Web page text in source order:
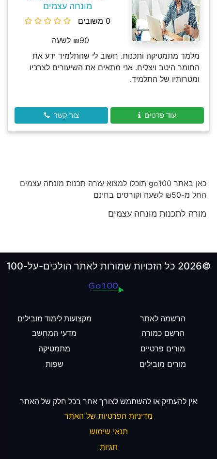
מונחה עצמים
0 משובים
₪90 לשעה
מלמד מתמטיקה ותכנות. חשוב לי שהתלמיד ידע את
החומר היטב ויצליח. אני מתאים את השיעורים לצרכיו
ומטרותיו של התלמיד.
עוד פרטים צור קשר
כאן באתר go100 תוכלו למצוא עזרה תכנות מונחה עצמים
החל מ-₪50 לשעה וקורסים בחינם
מורה לתכנות מונחה עצמים
©2026 כל הזכויות שמורות לאתר הולכים-על-100
הרשמה לאתר
הרשם כמורה
מורים פרטיים
מורים מובילים
מקצועות לימוד מובילים
מדעי המחשב
מתמטיקה
שפות
אין להעתיק או להשתמש לצורך אחר בכל חלק של האתר
מדיניות הפרטיות של האתר
תנאי שימוש
תגיות